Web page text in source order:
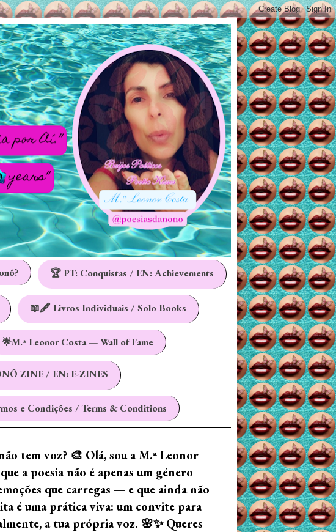
🏆 PT: Conquistas / EN: Achievements
📖🖋️ Livros Individuais / Solo Books
🌟M.ª Leonor Costa — Wall of Fame
ZINE / EN: E-ZINES
e Condições / Terms & Conditions
tem voz? 🎨 Olá, sou a M.ª Leonor
a poesia não é apenas um género
que carregas — e que ainda não
é uma prática viva: um convite para
a tua própria voz. 🌸✨ Queres